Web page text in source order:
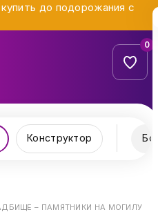
до подорожания с
0
Конструктор
– ПАМЯТНИКИ НА МОГИЛУ